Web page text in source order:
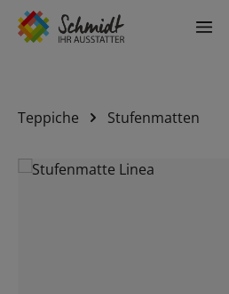
springen
Teppiche Stufenmatten
Bildergalerie überspringen